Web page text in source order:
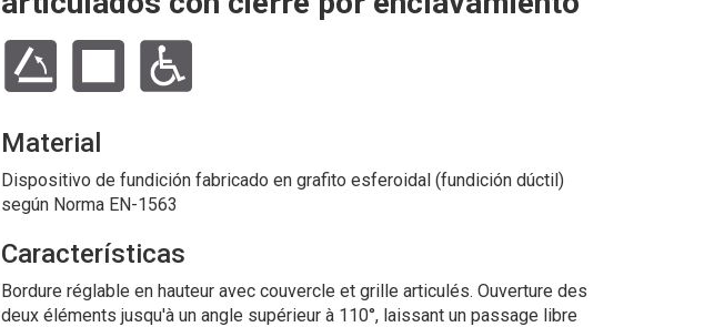
Material
Dispositivo de fundición fabricado en grafito esferoidal (fundición dúctil)
según Norma EN-1563
Características
Bordure réglable en hauteur avec couvercle et grille articulés. Ouverture des
deux éléments jusqu'à un angle supérieur à 110°, laissant un passage libre